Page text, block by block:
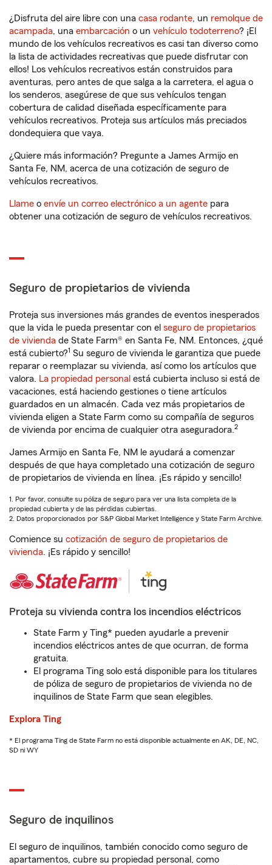
¿Disfruta del aire libre con una casa rodante, un remolque de
acampada, una embarcación o un vehículo todoterreno? ¡El
mundo de los vehículos recreativos es casi tan diverso como
la lista de actividades recreativas que puede disfrutar con
ellos! Los vehículos recreativos están construidos para
aventuras, pero antes de que salga a la carretera, el agua o
los senderos, asegúrese de que sus vehículos tengan
cobertura de calidad diseñada específicamente para
vehículos recreativos. Proteja sus artículos más preciados
dondequiera que vaya.
¿Quiere más información? Pregunte a James Armijo en
Santa Fe, NM, acerca de una cotización de seguro de
vehículos recreativos.
Llame o envíe un correo electrónico a un agente para
obtener una cotización de seguro de vehículos recreativos.
Seguro de propietarios de vivienda
Proteja sus inversiones más grandes de eventos inesperados
que la vida le pueda presentar con el seguro de propietarios
de vivienda de State Farm® en Santa Fe, NM. Entonces, ¿qué
está cubierto?1 Su seguro de vivienda le garantiza que puede
reparar o reemplazar su vivienda, así como los artículos que
valora. La propiedad personal está cubierta incluso si está de
vacaciones, está haciendo gestiones o tiene artículos
guardados en un almacén. Cada vez más propietarios de
vivienda eligen a State Farm como su compañía de seguros
de vivienda por encima de cualquier otra aseguradora.2
James Armijo en Santa Fe, NM le ayudará a comenzar
después de que haya completado una cotización de seguro
de propietarios de vivienda en línea. ¡Es rápido y sencillo!
1. Por favor, consulte su póliza de seguro para ver una lista completa de la
propiedad cubierta y de las pérdidas cubiertas.
2. Datos proporcionados por S&P Global Market Intelligence y State Farm Archive.
Comience su cotización de seguro de propietarios de
vivienda. ¡Es rápido y sencillo!
Proteja su vivienda contra los incendios eléctricos
State Farm y Ting* pueden ayudarle a prevenir
incendios eléctricos antes de que ocurran, de forma
gratuita.
El programa Ting solo está disponible para los titulares
de póliza de seguro de propietarios de vivienda no de
inquilinos de State Farm que sean elegibles.
Explora Ting
* El programa Ting de State Farm no está disponible actualmente en AK, DE, NC,
SD ni WY
Seguro de inquilinos
El seguro de inquilinos, también conocido como seguro de
apartamentos, cubre su propiedad personal, como